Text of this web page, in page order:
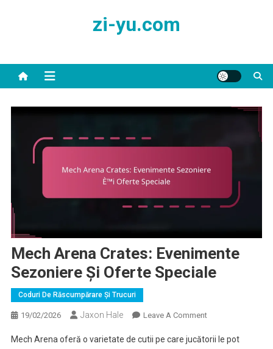
zi-yu.com
Mech Arena Crates: Evenimente
Sezoniere Și Oferte Speciale
Coduri De Răscumpărare Și Trucuri
19/02/2026 Jaxon Hale Leave A CommentOn
Arena
Mech Arena oferă o varietate de cutii pe care jucătorii le pot